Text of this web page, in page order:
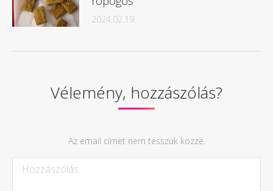
2024.02.19.
Vélemény, hozzászólás?
Az email címet nem tesszük közzé.
Hozzászólás